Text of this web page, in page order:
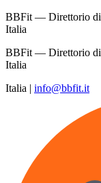
BBFit — Direttorio di
Italia
BBFit — Direttorio di
Italia
Italia | info@bbfit.it